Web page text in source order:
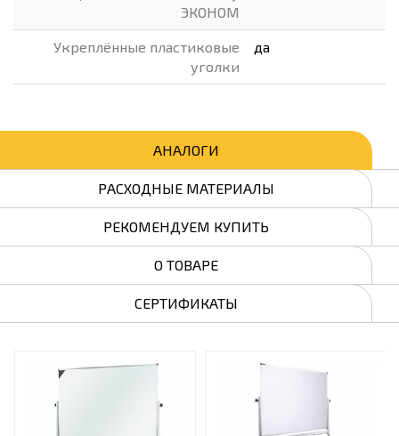
ЭКОНОМ
Укреплённые пластиковые
уголки
да
АНАЛОГИ
РАСХОДНЫЕ МАТЕРИАЛЫ
РЕКОМЕНДУЕМ КУПИТЬ
О ТОВАРЕ
СЕРТИФИКАТЫ